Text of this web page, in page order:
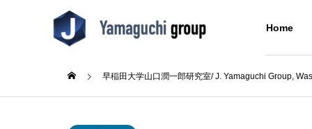
Home
早稲田大学山口潤一郎研究室/ J. Yamaguchi Group,